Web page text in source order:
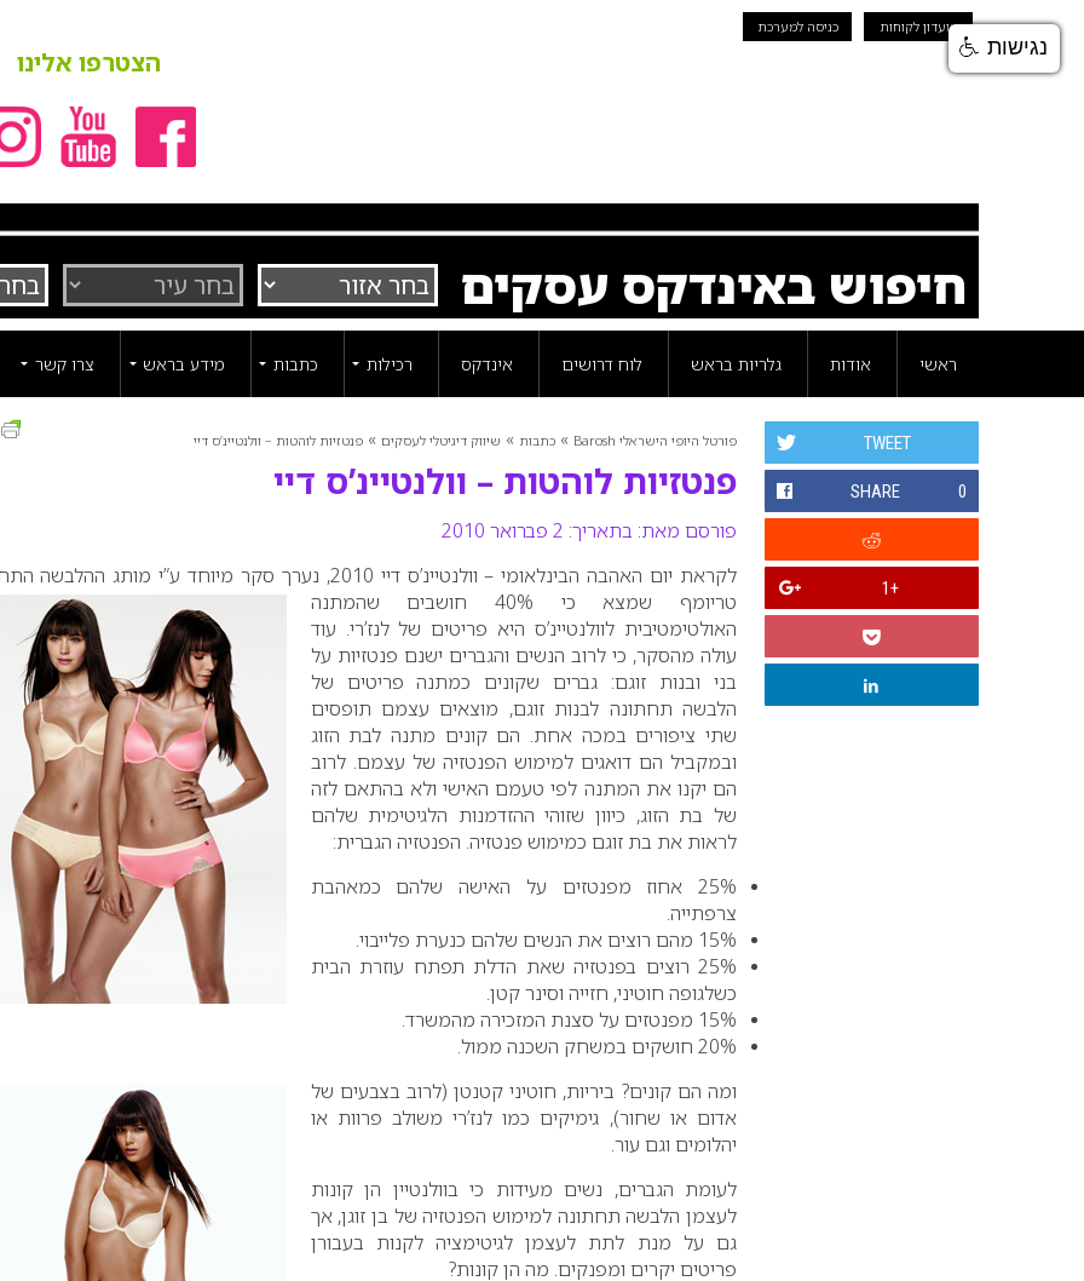
מועדון לקוחות כניסה למערכת
הצטרפו אלינו
חיפוש באינדקס עסקים
ראשי אודות גלריות בראש לוח דרושים אינדקס רכילות כתבות מידע בראש צרו קשר
פורטל היופי הישראלי Barosh » כתבות » שיווק דיגיטלי לעסקים » פנטזיות לוהטות – וולנטיינ’ס דיי
פנטזיות לוהטות – וולנטיינ’ס דיי
פורסם מאת: בתאריך: 2 פברואר 2010
TWEET
SHARE 0
+1
לקראת יום האהבה הבינלאומי – וולנטיינ’ס דיי 2010, נערך סקר מיוחד ע”י מותג ההלבשה התחתונה
טריומף שמצא כי 40% חושבים שהמתנה
האולטימטיבית לוולנטיינ’ס היא פריטים של לנז’רי. עוד
עולה מהסקר, כי לרוב הנשים והגברים ישנם פנטזיות על
בני ובנות זוגם: גברים שקונים כמתנה פריטים של
הלבשה תחתונה לבנות זוגם, מוצאים עצמם תופסים
שתי ציפורים במכה אחת. הם קונים מתנה לבת הזוג
ובמקביל הם דואגים למימוש הפנטזיה של עצמם. לרוב
הם יקנו את המתנה לפי טעמם האישי ולא בהתאם לזה
של בת הזוג, כיוון שזוהי ההזדמנות הלגיטימית שלהם
לראות את בת זוגם כמימוש פנטזיה. הפנטזיה הגברית:
25% אחוז מפנטזים על האישה שלהם כמאהבת
צרפתייה.
15% מהם רוצים את הנשים שלהם כנערת פלייבוי.
25% רוצים בפנטזיה שאת הדלת תפתח עוזרת הבית
כשלגופה חוטיני, חזייה וסינר קטן.
15% מפנטזים על סצנת המזכירה מהמשרד.
20% חושקים במשחק השכנה ממול.
ומה הם קונים? ביריות, חוטיני קטנטן (לרוב בצבעים של
אדום או שחור), גימיקים כמו לנז’רי משולב פרוות או
יהלומים וגם עור.
לעומת הגברים, נשים מעידות כי בוולנטיין הן קונות
לעצמן הלבשה תחתונה למימוש הפנטזיה של בן זוגן, אך
גם על מנת לתת לעצמן לגיטימציה לקנות בעבורן
פריטים יקרים ומפנקים. מה הן קונות?
נגישות